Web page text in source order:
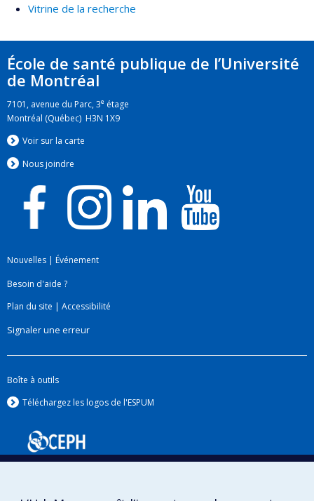
Vitrine de la recherche
École de santé publique de l’Université
de Montréal
7101, avenue du Parc, 3e étage
Montréal (Québec) H3N 1X9
Voir sur la carte
Nous joindre
Nouvelles | Événement
Besoin d'aide ?
Plan du site | Accessibilité
Signaler une erreur
Boîte à outils
Téléchargez les logos de l'ESPUM